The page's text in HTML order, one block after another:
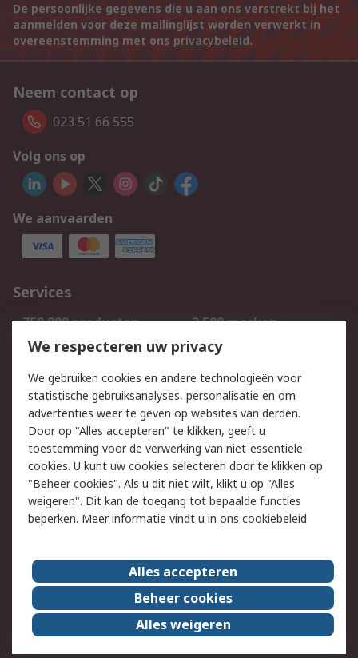
De persoonlijke gegevens die u aan ons verstrekt bij het
aanmelden voor deze mailinglijst worden verwerkt in
overeenstemming met ons privacybeleid.
Neem contact op
023 51 66 555
Volg ons op
We aanvaarden
Services
750.000 producten
2.500 merken
Bestellen
Inkoopoplossingen
Track & Trace
Wettelijk
Cookiebeleid
Email veiligheid
Privacybeleid
Websitevoorwaarden
Algemene
verkoopvoorwaarden
Over RS
RS Group
Over ons
RS wereldwijd
Werken bij RS
ESG
We respecteren uw privacy
We gebruiken cookies en andere technologieën voor
statistische gebruiksanalyses, personalisatie en om
advertenties weer te geven op websites van derden.
Door op "Alles accepteren" te klikken, geeft u
toestemming voor de verwerking van niet-essentiële
cookies. U kunt uw cookies selecteren door te klikken op
"Beheer cookies". Als u dit niet wilt, klikt u op "Alles
weigeren". Dit kan de toegang tot bepaalde functies
beperken. Meer informatie vindt u in ons cookiebeleid
Alles accepteren
Beheer cookies
Alles weigeren